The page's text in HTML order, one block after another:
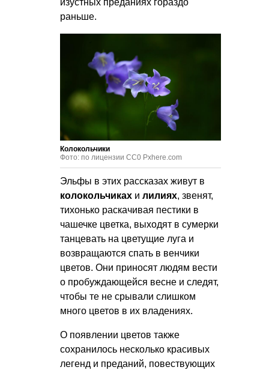
раньше.
Колокольчики
Фото: по лицензии CC0 Pxhere.com
Эльфы в этих рассказах живут в
колокольчиках и лилиях, звенят,
тихонько раскачивая пестики в
чашечке цветка, выходят в сумерки
танцевать на цветущие луга и
возвращаются спать в венчики
цветов. Они приносят людям вести
о пробуждающейся весне и следят,
чтобы те не срывали слишком
много цветов в их владениях.
О появлении цветов также
сохранилось несколько красивых
легенд и преданий, повествующих